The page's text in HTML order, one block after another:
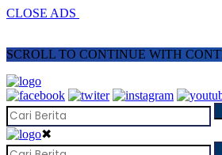
CLOSE ADS
SCROLL TO CONTINUE WITH
✖